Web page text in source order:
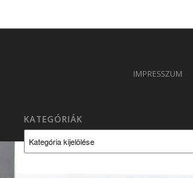
IMPRESSZUM
KATEGÓRIÁK